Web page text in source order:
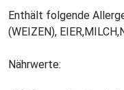
Enthält folgende
(WEIZEN),
Nährwerte: